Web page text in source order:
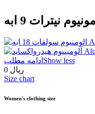
ادامه مطلب Show less
0 ریال
Size chart
Women's clothing size